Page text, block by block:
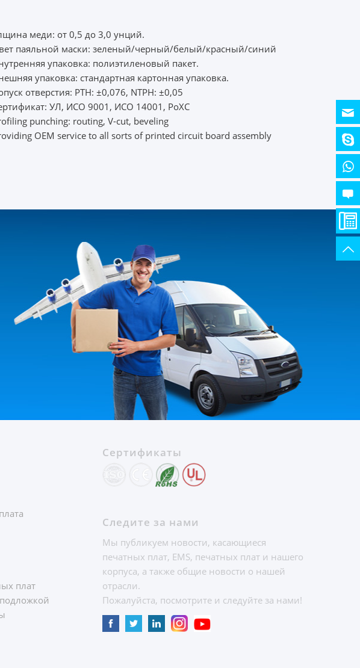
меди: от 0,5 до 3,0 унций.
паяльной маски: зеленый/черный/белый/красный/синий
упаковка: полиэтиленовый пакет.
упаковка: стандартная картонная упаковка.
отверстия: PTH: ±0,076, NTPH: ±0,05
УЛ, ИСО 9001, ИСО 14001, РоХС
punching: routing, V-cut, beveling
OEM service to all sorts of printed circuit board assembly
плат
Сертификаты
Следите за нами
Мы публикуем новости, касающиеся
печатных плат, EMS, печатных плат и нашего
корпуса, а также общие новости о нашей
отрасли.
Пожалуйста, посмотрите и следуйте за нами!